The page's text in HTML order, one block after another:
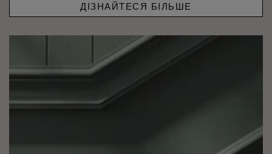
ДІЗНАЙТЕСЯ БІЛЬШЕ